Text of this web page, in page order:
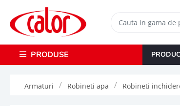
PRODUSE
Armaturi Robineti apa Robineti